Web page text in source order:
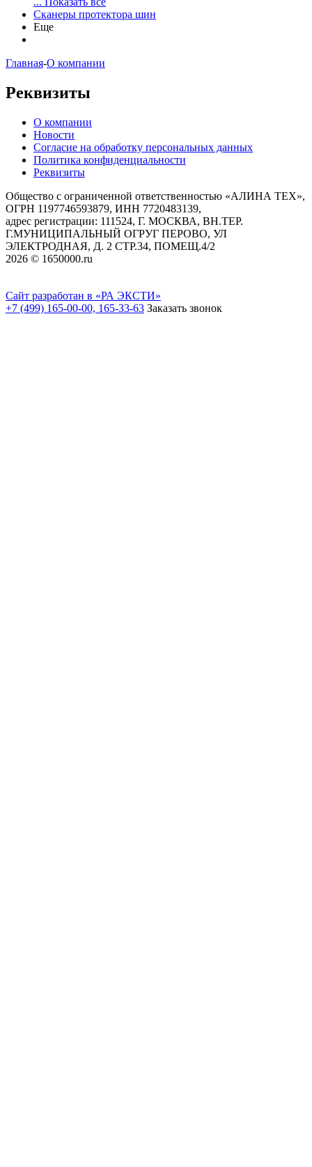
Сканеры протектора шин
Еще
Главная-О компании
Реквизиты
О компании
Новости
Согласие на обработку персональных данных
Политика конфиденциальности
Реквизиты
Общество с ограниченной ответственностью «АЛИНА ТЕХ»,
ОГРН 1197746593879, ИНН 7720483139,
адрес регистрации: 111524, Г. МОСКВА, ВН.ТЕР.
Г.МУНИЦИПАЛЬНЫЙ ОГРУГ ПЕРОВО, УЛ
ЭЛЕКТРОДНАЯ, Д. 2 СТР.34, ПОМЕЩ.4/2
2026 © 1650000.ru
Сайт разработан в «РА ЭКСТИ»
+7 (499) 165-00-00, 165-33-63 Заказать звонок